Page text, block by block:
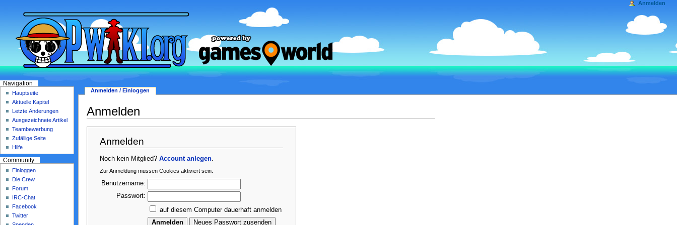
Anmelden
Anmelden
Noch kein Mitglied?Account anlegen
Zur Anmeldung müssen Cookies aktiviert sein.
Benutzername:
Passwort:
auf diesem Computer dauerhaft anmelden
Anmelden / Einloggen
Anmelden
Navigation
Hauptseite
Aktuelle Kapitel
Letzte Änderungen
Ausgezeichnete Artikel
Teambewerbung
Zufällige Seite
Hilfe
Community
Einloggen
Die Crew
Forum
IRC-Chat
Facebook
Twitter